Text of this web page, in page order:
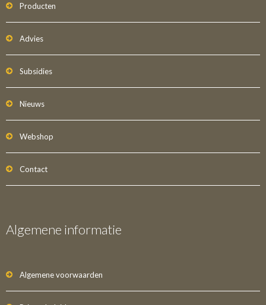
Producten
Advies
Subsidies
Nieuws
Webshop
Contact
Algemene informatie
Algemene voorwaarden